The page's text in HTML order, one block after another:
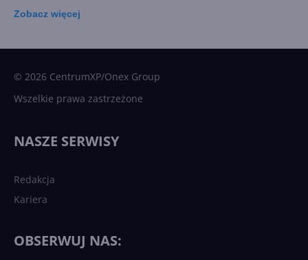
Zobacz więcej
© 2026 CentrumXP/Onex Group
Wszelkie prawa zastrzeżone
NASZE SERWISY
Redakcja
Kariera
OBSERWUJ NAS: